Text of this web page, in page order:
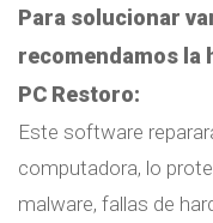
Para solucionar
recomendamos la
PC Restoro:
Este software
computadora, lo
malware, fallas de